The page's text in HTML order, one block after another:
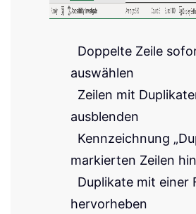
Aufgaben
benutzerdefinierte
generieren
Passende Kutools-
empfehlen
Daten analysieren
Diagramme erstellen
Benutzerdefinierte
erstellen